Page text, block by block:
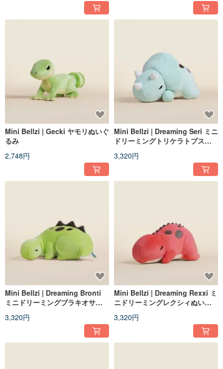
Mini Bellzi | Gecki ヤモリぬいぐ
るみ
2,748円
Mini Bellzi | Dreaming Seri ミニ
ドリーミングトリケラトプスぬ
3,320円
Mini Bellzi | Dreaming Bronti
ミニドリーミングブラキオサウ
3,320円
Mini Bellzi | Dreaming Rexxi ミ
ニドリーミングレクシィぬいぐ
3,320円